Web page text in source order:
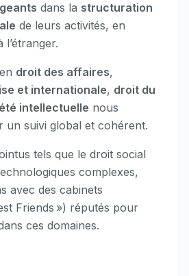
dans la structuration
de leurs activités, en
l’étranger.
droit des affaires,
et internationale, droit du
intellectuelle nous
un suivi global et cohérent.
tels que le droit social
complexes,
avec des cabinets
Friends ») réputés pour
ces domaines.